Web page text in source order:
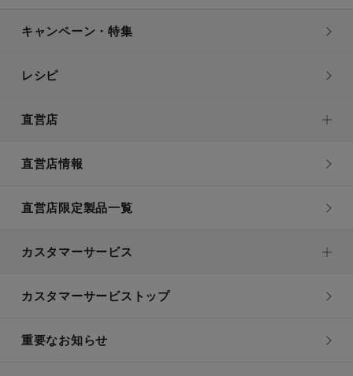
キャンペーン・特集
レシピ
直営店
直営店情報
直営店限定製品一覧
カスタマーサービス
カスタマーサービストップ
重要なお知らせ